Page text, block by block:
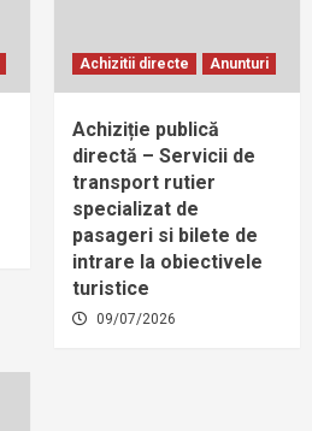
Achizitii directe Anunturi
Achiziție publică
directă – Servicii de
transport rutier
specializat de
pasageri si bilete de
intrare la obiectivele
turistice
09/07/2026